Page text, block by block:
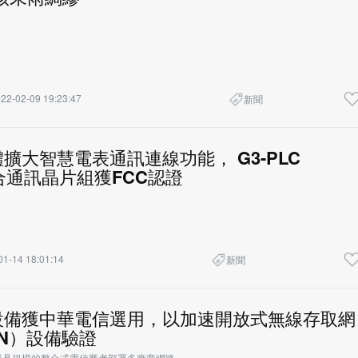
02-09 19:23:47 新聞
大智慧電表通訊連線功能， G3-PLC
訊晶片組獲FCC認證
14 18:01:14 新聞
獲中華電信選用，以加速開放式無線存取網
）設備驗證